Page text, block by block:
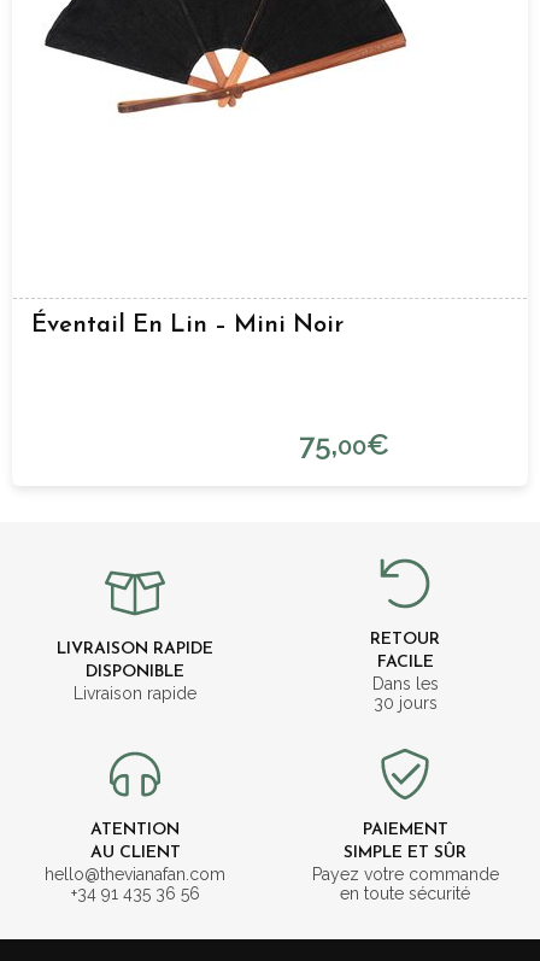
Éventail En Lin – Mini Noir
75,00€
LIVRAISON RAPIDE
DISPONIBLE
Livraison rapide
RETOUR
FACILE
Dans les
30 jours
ATENTION
AU CLIENT
hello@thevianafan.com
+34 91 435 36 56
PAIEMENT
SIMPLE ET SÛR
Payez votre commande
en toute sécurité